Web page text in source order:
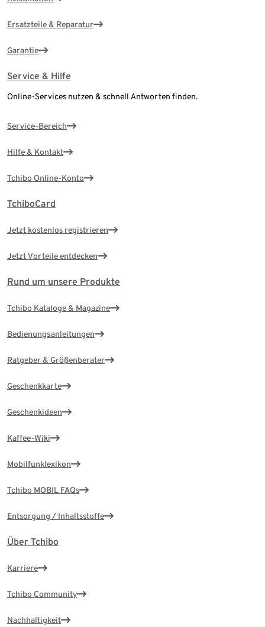
Ersatzteile & Reparatur
Garantie
Service & Hilfe
Online-Services nutzen & schnell Antworten finden.
Service-Bereich
Hilfe & Kontakt
Tchibo Online-Konto
TchiboCard
Jetzt kostenlos registrieren
Jetzt Vorteile entdecken
Rund um unsere Produkte
Tchibo Kataloge & Magazine
Bedienungsanleitungen
Ratgeber & Größenberater
Geschenkkarte
Geschenkideen
Kaffee-Wiki
Mobilfunklexikon
Tchibo MOBIL FAQs
Entsorgung / Inhaltsstoffe
Über Tchibo
Karriere
Tchibo Community
Nachhaltigkeit